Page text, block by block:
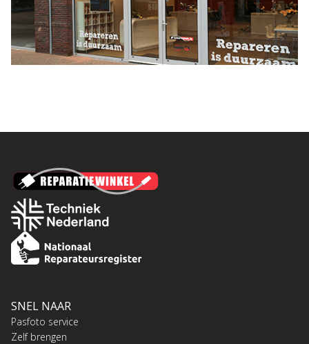
SNEL NAAR
Pasfoto service
Zelf brengen